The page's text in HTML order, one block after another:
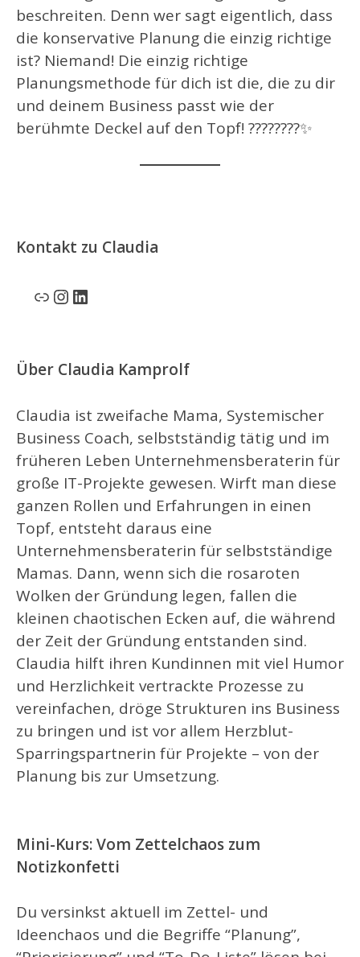
beschreiten. Denn wer sagt eigentlich, dass
die konservative Planung die einzig richtige
ist? Niemand! Die einzig richtige
Planungsmethode für dich ist die, die zu dir
und deinem Business passt wie der
berühmte Deckel auf den Topf! ????????✨
Kontakt zu Claudia
Link Instagram LinkedIn
Über Claudia Kamprolf
Claudia ist zweifache Mama, Systemischer
Business Coach, selbstständig tätig und im
früheren Leben Unternehmensberaterin für
große IT-Projekte gewesen. Wirft man diese
ganzen Rollen und Erfahrungen in einen
Topf, entsteht daraus eine
Unternehmensberaterin für selbstständige
Mamas. Dann, wenn sich die rosaroten
Wolken der Gründung legen, fallen die
kleinen chaotischen Ecken auf, die während
der Zeit der Gründung entstanden sind.
Claudia hilft ihren Kundinnen mit viel Humor
und Herzlichkeit vertrackte Prozesse zu
vereinfachen, dröge Strukturen ins Business
zu bringen und ist vor allem Herzblut-
Sparringspartnerin für Projekte – von der
Planung bis zur Umsetzung.
Mini-Kurs: Vom Zettelchaos zum
Notizkonfetti
Du versinkst aktuell im Zettel- und
Ideenchaos und die Begriffe “Planung”,